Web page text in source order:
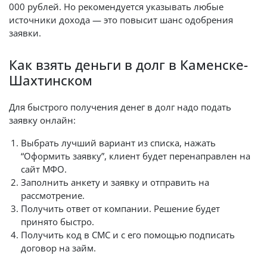
000 рублей. Но рекомендуется указывать любые
источники дохода — это повысит шанс одобрения
заявки.
Как взять деньги в долг в Каменске-
Шахтинском
Для быстрого получения денег в долг надо подать
заявку онлайн:
Выбрать лучший вариант из списка, нажать
“Оформить заявку”, клиент будет перенаправлен на
сайт МФО.
Заполнить анкету и заявку и отправить на
рассмотрение.
Получить ответ от компании. Решение будет
принято быстро.
Получить код в СМС и с его помощью подписать
договор на займ.